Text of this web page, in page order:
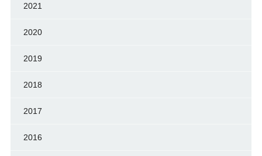
2021
2020
2019
2018
2017
2016